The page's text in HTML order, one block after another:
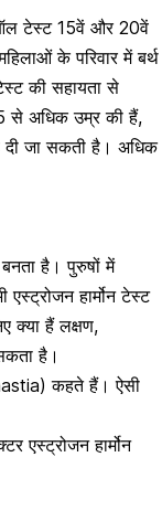
टेस्ट 15वें और 20वें
के परिवार में बर्थ
की सहायता से
से अधिक उम्र की हैं,
दी जा सकती है। अधिक
है। पुरुषों में
हार्मोन टेस्ट
क्या हैं लक्षण,
है।
कहते हैं। ऐसी
एस्ट्रोजन हार्मोन